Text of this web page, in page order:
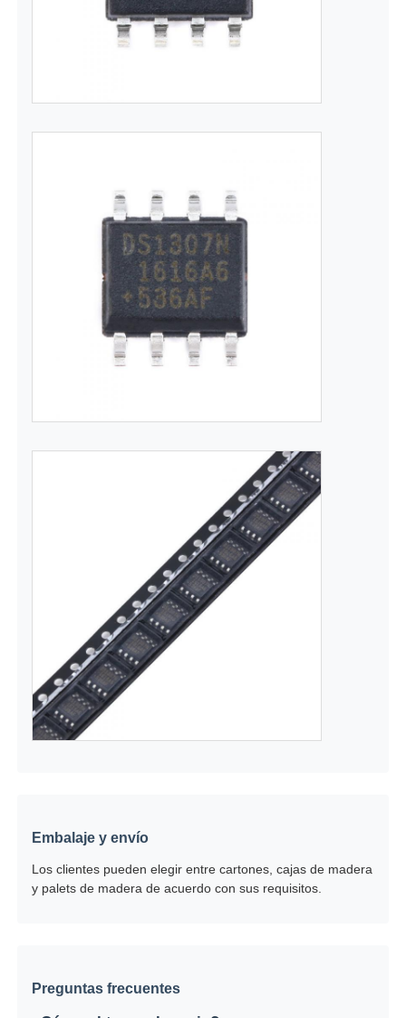
Embalaje y envío
Los clientes pueden elegir entre cartones, cajas de madera
y palets de madera de acuerdo con sus requisitos.
Preguntas frecuentes